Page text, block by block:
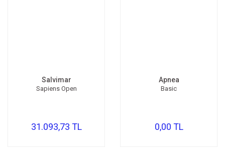
Salvimar
Sapiens Open
31.093,73 TL
Apnea
Basic
0,00 TL